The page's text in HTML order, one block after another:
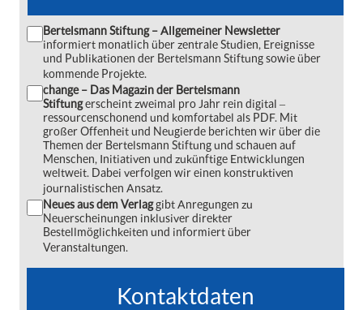
Bertelsmann Stiftung – Allgemeiner Newsletter
informiert monatlich über zentrale Studien, Ereignisse
und Publikationen der Bertelsmann Stiftung sowie über
kommende Projekte.
change – Das Magazin der Bertelsmann
Stiftungerscheint zweimal pro Jahr rein digital ‒
ressourcenschonend und komfortabel als PDF. Mit
großer Offenheit und Neugierde berichten wir über die
Themen der Bertelsmann Stiftung und schauen auf
Menschen, Initiativen und zukünftige Entwicklungen
weltweit. Dabei verfolgen wir einen konstruktiven
journalistischen Ansatz.
Neues aus dem Verlaggibt Anregungen zu
Neuerscheinungen inklusiver direkter
Bestellmöglichkeiten und informiert über
Veranstaltungen.
Kontaktdaten